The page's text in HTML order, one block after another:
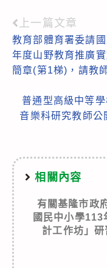
Read
more
articles
上一篇文章
教育部體育署委請
年度山野教育推廣
簡章(第1梯)，請教
普通型高級中等
音樂科研究教師公
相關內容
有關基隆市政
國民中小學
計工作坊」